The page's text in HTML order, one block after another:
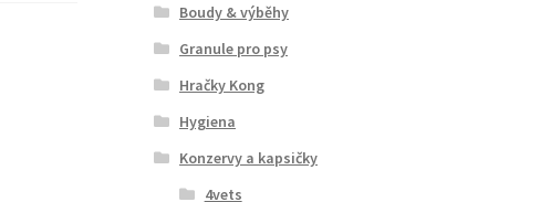
Boudy & výběhy
Granule pro psy
Hračky Kong
Hygiena
Konzervy a kapsičky
4vets